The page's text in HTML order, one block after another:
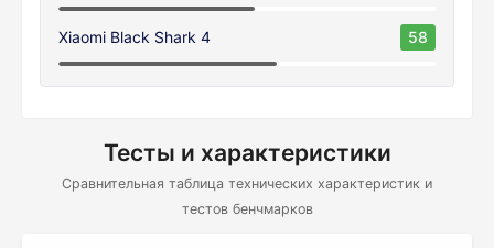
Xiaomi Black Shark 4 58
Тесты и характеристики
Сравнительная таблица технических характеристик и
тестов бенчмарков